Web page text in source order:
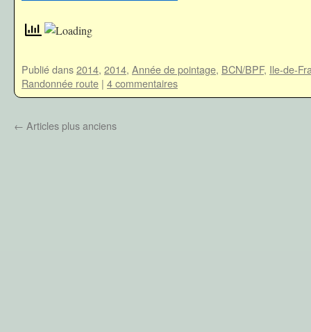
Publié dans2014, 2014, Année de pointage, BCN/BPF, Ile-de-
Randonnée route | 4 commentaires
← Articles plus anciens